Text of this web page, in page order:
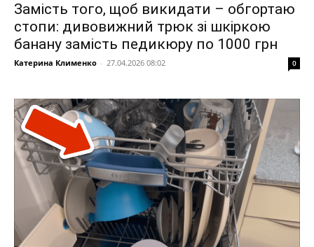
Замість того, щоб викидати – обгортаю
стопи: дивовижний трюк зі шкіркою
банану замість педикюру по 1000 грн
Катерина Клименко - 27.04.2026 08:02 0